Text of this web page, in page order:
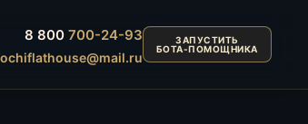
8 800700-24-93
ЗАПУСТИТЬ
БОТА-ПОМОЩНИКА